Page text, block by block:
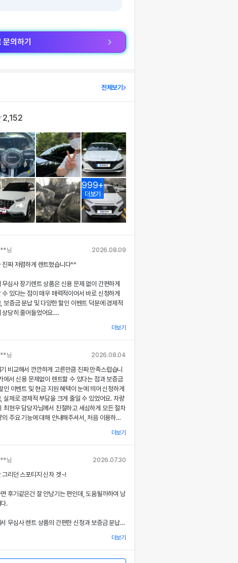
의하기
전체보기
2,152
999+
더보기
**님 2026.08.09
진짜 저렴하게 렌트했습니다^^
무심사 장기렌트 상품은 신용 문제 없이 간편하게
수 있다는 점이 매우 매력적이어서 바로 신청하게
보증금 분납 및 다양한 할인 이벤트 덕분에 경제적
상당히 줄어들었어요.
수 시 장민혁 담당자님께서 친절하고 꼼꼼하게 신차
와 각종 기능에 대해 설명해주셔서, 처음 이용하는
부담 없이 서비스를 체험할 수 있었어요.
본부 직거래 시스템으로 중간 마진 없이 합리적인
제공받았고, 즉시 출고되는 신차 덕분에 긴급 상
차질 없이 차량을 이용할 수 있었던 점이 특히 인
어요.
세련된 디자인과 최신 편의 기능, 그리고 안전 장
한 세심한 관리가 직접 눈으로 확인되면서 전체적인
용하고 싶은 강력한 동기가 되었어요.
제게 잊지 못할 기억으로 남았으며, 이 만족스러운
더보기
**님 2026.08.04
비교해서 깐깐하게 고른만큼 진짜 만족스럽습니
에서 신용 문제없이 렌트할 수 있다는 점과 보증금
인 이벤트 및 현금 지원 혜택이 눈에 띄어 신청하게
실제로 경제적 부담을 크게 줄일 수 있었어요. 차량
최현우 담당자님께서 친절하고 세심하게 모든 절차
의 주요 기능에 대해 안내해주셔서, 처음 이용하는
본부 직거래 시스템 덕분에 렌트료가 매우 합리적으
되었고, 필요할 때마다 즉시 출고되는 신차 시스템
정에 맞춰 안정적으로 차량을 이용할 수 있도록 도
요.
우아한 디자인과 최신 편의 기능, 그리고 안전장
한 상세한 설명은 제 기대 이상이었으며, 전 과정에
를 우선적으로 이용하게 만들 정도로 만족스러웠으
더보기
**님 2026.07.30
그리던 스포티지 신차 겟~!
후기같은건 잘 안남기는 편인데, 도움될까하여 남
.
무심사 렌트 상품의 간편한 신청과 보증금 분납,
수 시 이준호 담당자님께서 따뜻하면서도 세심하게
더보기
'는) 고객님의 개인정보를 중요시하며, "정보
보보호"에 관한 법률을 준수하고 있습니다.
침을 통하여 고객님께서 제공하시는 개인정보
으로 이용되고 있으며, 개인정보보호를 위해 어
는지 알려드립니다.
방침을 개정하는 경우 웹사이트 공지사항(또는